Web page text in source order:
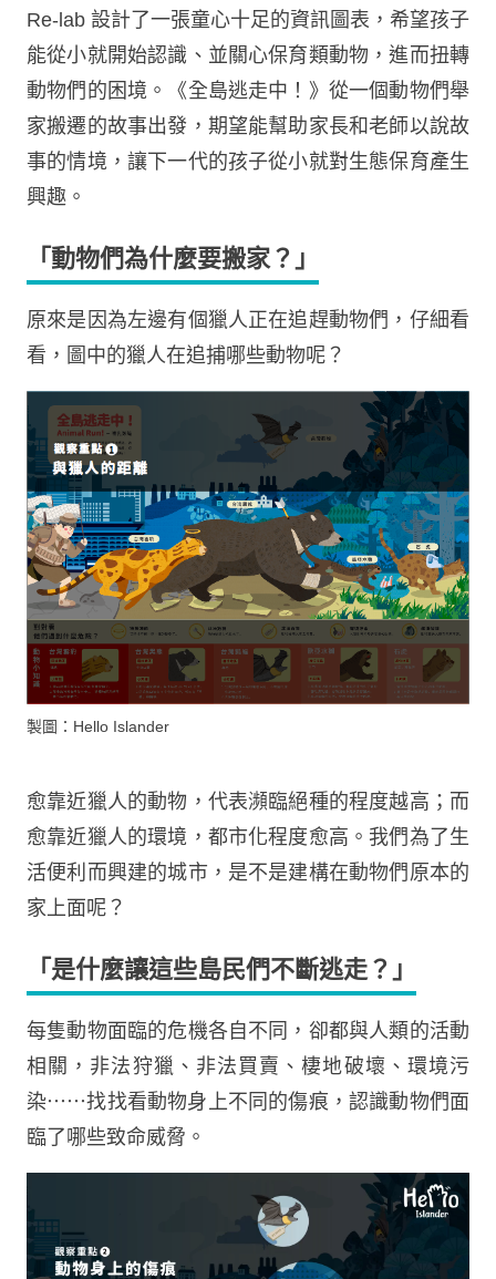
Re-lab 設計了一張童心十足的資訊圖表，希望孩子
能從小就開始認識、並關心保育類動物，進而扭轉
動物們的困境。《全島逃走中！》從一個動物們舉
家搬遷的故事出發，期望能幫助家長和老師以說故
事的情境，讓下一代的孩子從小就對生態保育產生
興趣。
「動物們為什麼要搬家？」
原來是因為左邊有個獵人正在追趕動物們，仔細看
看，圖中的獵人在追捕哪些動物呢？
製圖：Hello Islander
愈靠近獵人的動物，代表瀕臨絕種的程度越高；而
愈靠近獵人的環境，都市化程度愈高。我們為了生
活便利而興建的城市，是不是建構在動物們原本的
家上面呢？
「是什麼讓這些島民們不斷逃走？」
每隻動物面臨的危機各自不同，卻都與人類的活動
相關，非法狩獵、非法買賣、棲地破壞、環境污
染⋯⋯找找看動物身上不同的傷痕，認識動物們面
臨了哪些致命威脅。